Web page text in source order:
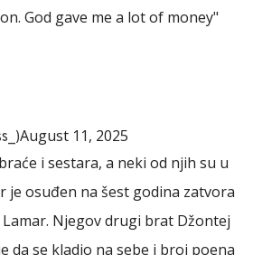
God gave me a lot of money"
August 11, 2025
i sestara, a neki od njih su u
osuđen na šest godina zatvora
Njegov drugi brat Džontej
da se kladio na sebe i broj poena